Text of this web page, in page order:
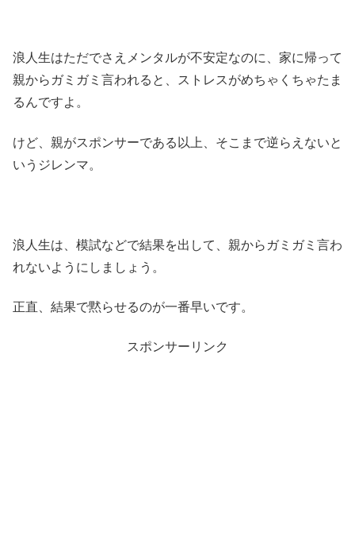
浪人生はただでさえメンタルが不安定なのに、家に帰って
親からガミガミ言われると、ストレスがめちゃくちゃたま
るんですよ。
けど、親がスポンサーである以上、そこまで逆らえないと
いうジレンマ。
浪人生は、模試などで結果を出して、親からガミガミ言わ
れないようにしましょう。
正直、結果で黙らせるのが一番早いです。
スポンサーリンク